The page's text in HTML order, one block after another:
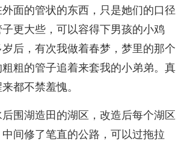
面的管状的东西，只是她们的口径
更大些，可以容得下男孩的小鸡
后，有次我做着春梦，梦里的那个
粗的管子追着来套我的小弟弟。真
都不禁羞愧。
围湖造田的湖区，改造后每个湖区
间修了笔直的公路，可以过拖拉